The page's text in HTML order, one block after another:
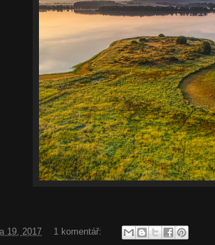
19, 2017 1 komentář: